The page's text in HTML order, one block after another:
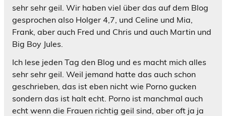
sehr sehr geil. Wir haben viel über das auf dem Blog
gesprochen also Holger 4,7, und Celine und Mia,
Frank, aber auch Fred und Chris und auch Martin und
Big Boy Jules.
Ich lese jeden Tag den Blog und es macht mich alles
sehr sehr geil. Weil jemand hatte das auch schon
geschrieben, das ist eben nicht wie Porno gucken
sondern das ist halt echt. Porno ist manchmal auch
echt wenn die Frauen richtig geil sind, aber oft ja ja